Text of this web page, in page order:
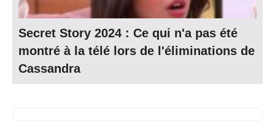
Secret Story 2024 : Ce qui n'a pas été
montré à la télé lors de l'éliminations de
Cassandra